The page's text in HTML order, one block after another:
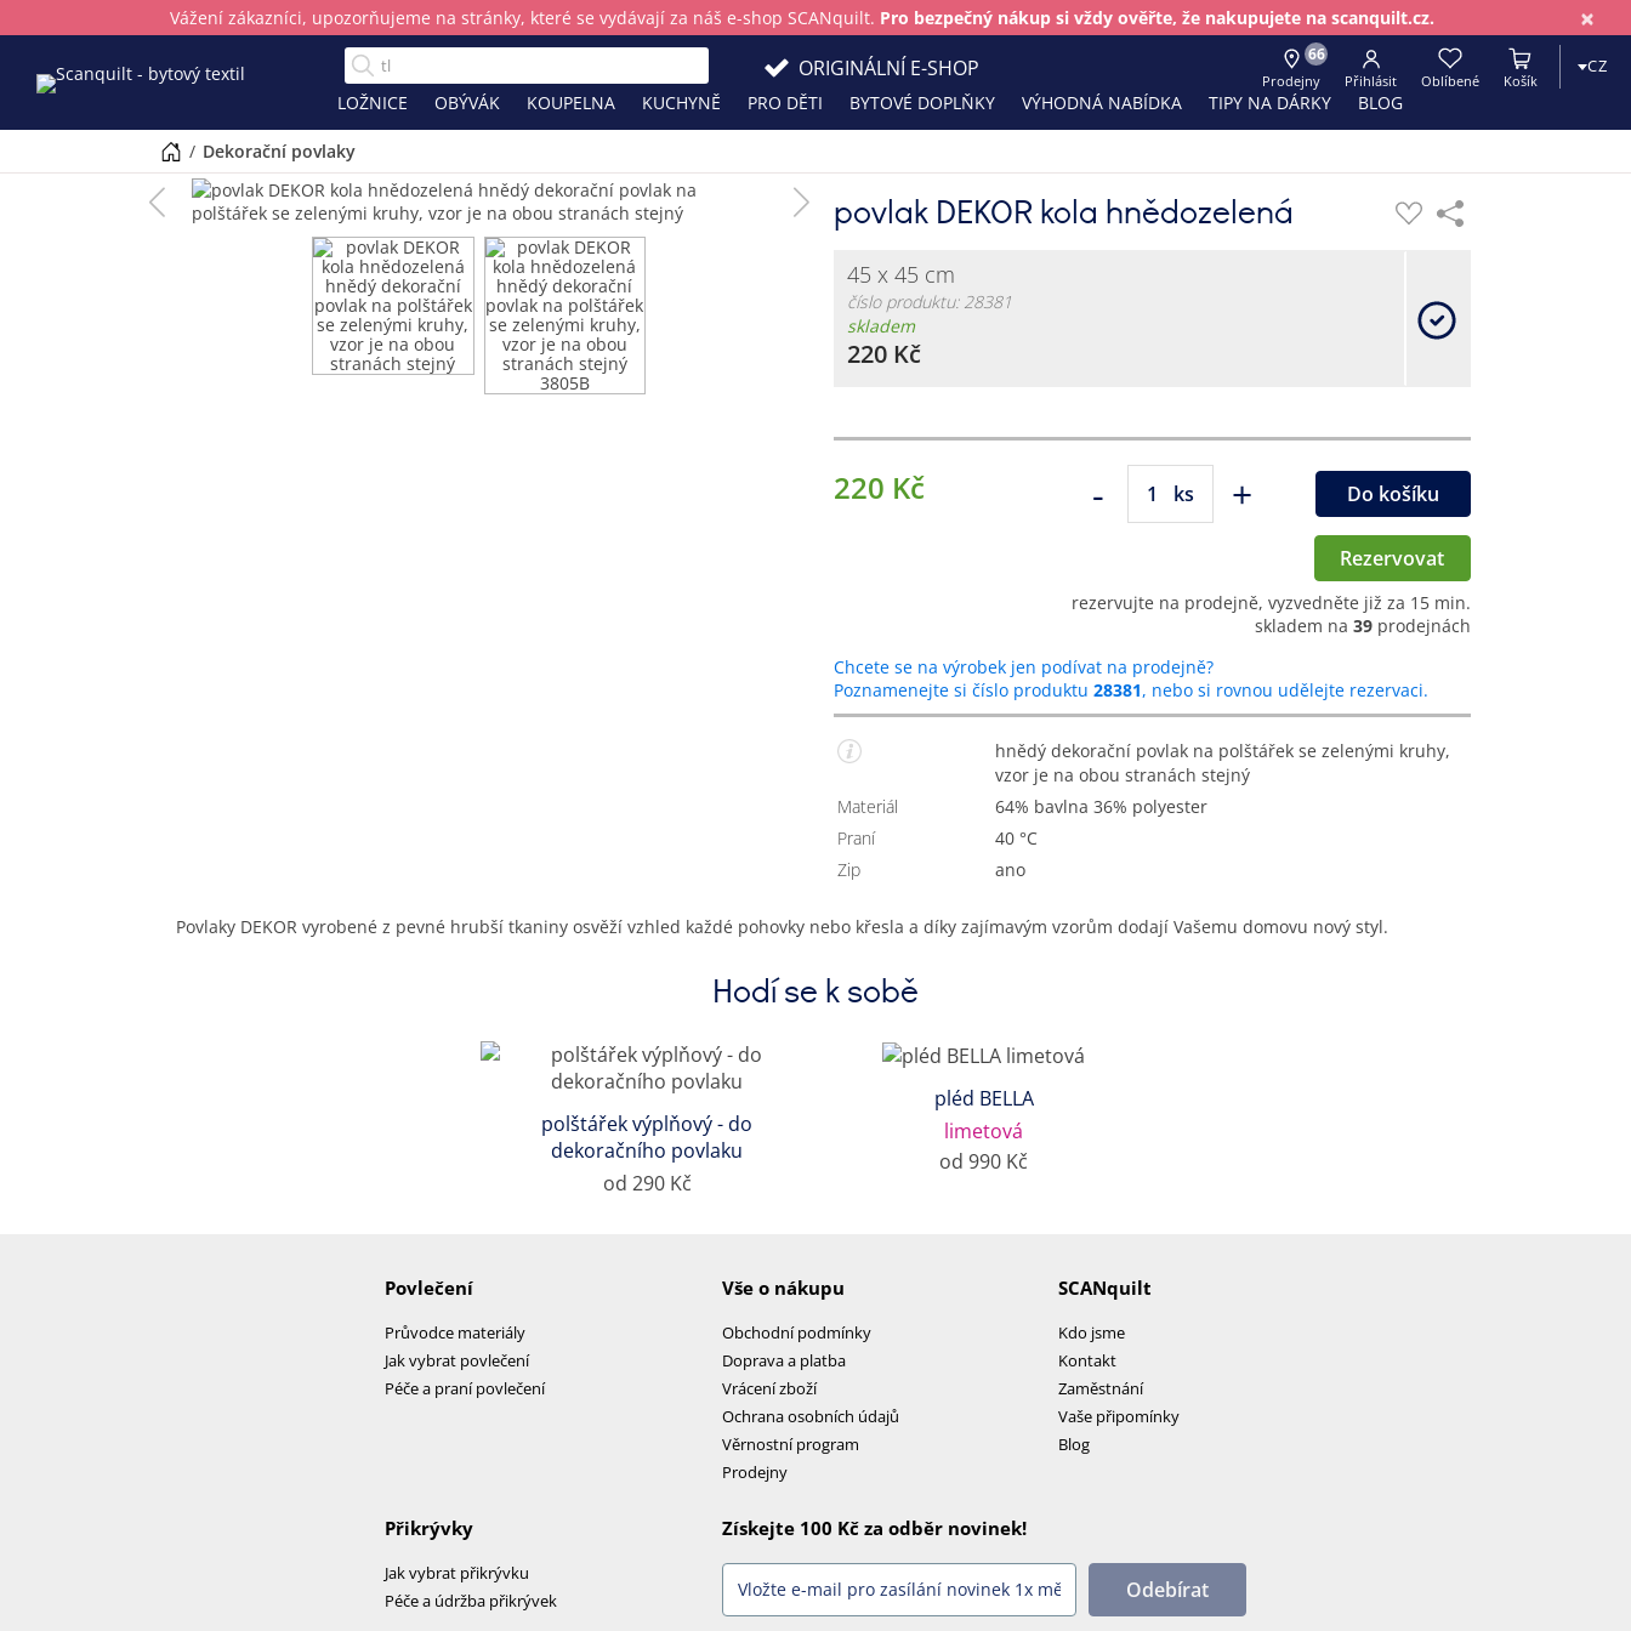
×
Vážení zákazníci, upozorňujeme na stránky, které se vydávají za náš e-shop SCANquilt. Pro bezpečný nákup si vždy ověřte, že nakupujete na scanquilt.cz.
LOŽNICE OBÝVÁK KOUPELNA KUCHYNĚ PRO DĚTI BYTOVÉ DOPLŇKY VÝHODNÁ NABÍDKA TIPY NA DÁRKY BLOG
66
Prodejny Přihlásit Oblíbené Košík
CZ
ORIGINÁLNÍ E-SHOP
/ dekorační povlaky
povlak DEKOR kola hnědozelená
45 x 45 cm
číslo produktu: 28381
skladem
220 Kč
220 Kč - ks + Do košíku
Rezervovat
rezervujte na prodejně, vyzvedněte již za 15 min.
skladem na 39 prodejnách
Chcete se na výrobek jen podívat na prodejně?
Poznamenejte si číslo produktu 28381, nebo si rovnou udělejte rezervaci.
hnědý dekorační povlak na polštářek se zelenými kruhy,
vzor je na obou stranách stejný
Materiál
64% bavlna 36% polyester
Praní
40 °C
Zip
Ano
Povlaky DEKOR vyrobené z pevné hrubší tkaniny osvěží vzhled každé pohovky nebo křesla a díky zajímavým vzorům dodají Vašemu domovu nový styl.
Hodí se k sobě
polštářek výplňový - do
dekoračního povlaku
od 290 Kč
pléd BELLA
limetová
od 990 Kč
Povlečení
Průvodce materiály
Jak vybrat povlečení
Péče a praní povlečení
Vše o nákupu
Obchodní podmínky
Doprava a platba
Vrácení zboží
Ochrana osobních údajů
Věrnostní program
Prodejny
SCANquilt
Kdo jsme
Kontakt
Zaměstnání
Vaše připomínky
Blog
Přikrývky
Jak vybrat přikrývku
Péče a údržba přikrývek
Získejte 100 Kč za odběr novinek!
Odebírat